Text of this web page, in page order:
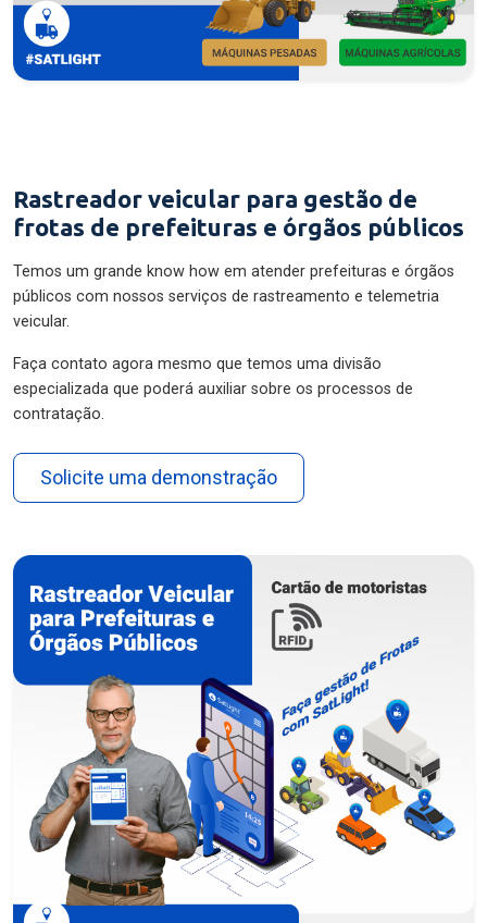
Rastreador veicular para gestão de
frotas de prefeituras e órgãos públicos
Temos um grande know how em atender prefeituras e órgãos
públicos com nossos serviços de rastreamento e telemetria
veicular.
Faça contato agora mesmo que temos uma divisão
especializada que poderá auxiliar sobre os processos de
contratação.
Solicite uma demonstração